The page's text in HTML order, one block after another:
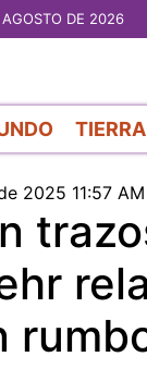
DE 2026
2025 11:57 AM